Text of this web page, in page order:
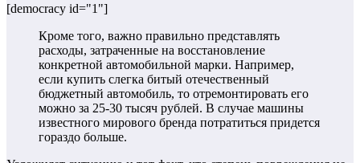
[democracy id="1"]
Кроме того, важно правильно представлять
расходы, затраченные на восстановление
конкретной автомобильной марки. Например,
если купить слегка битый отечественный
бюджетный автомобиль, то отремонтировать его
можно за 25-30 тысяч рублей. В случае машины
известного мирового бренда потратиться придется
гораздо больше.